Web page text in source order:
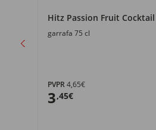
Hitz Passion Fruit Cocktail
garrafa 75 cl
PVPR4,65€
3,45€